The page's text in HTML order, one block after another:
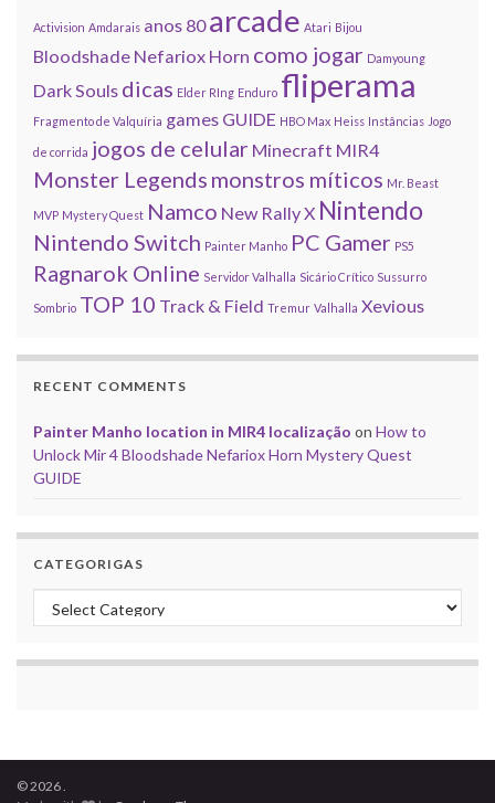
Activision Amdarais anos 80 arcade Atari Bijou
Bloodshade Nefariox Horn como jogar Damyoung
Dark Souls dicas Elder RIng Enduro fliperama
Fragmento de Valquíria games GUIDE HBO Max Heiss Instâncias Jogo
de corrida jogos de celular Minecraft MIR4
Monster Legends monstros míticos Mr. Beast
MVP Mystery Quest Namco New Rally X Nintendo
Nintendo Switch Painter Manho PC Gamer PS5
Ragnarok Online Servidor Valhalla Sicário Crítico Sussurro
Sombrio TOP 10 Track & Field Tremur Valhalla Xevious
RECENT COMMENTS
Painter Manho location in MIR4 localização on How to
Unlock Mir 4 Bloodshade Nefariox Horn Mystery Quest
GUIDE
CATEGORIGAS
Categorigas
© 2026 .